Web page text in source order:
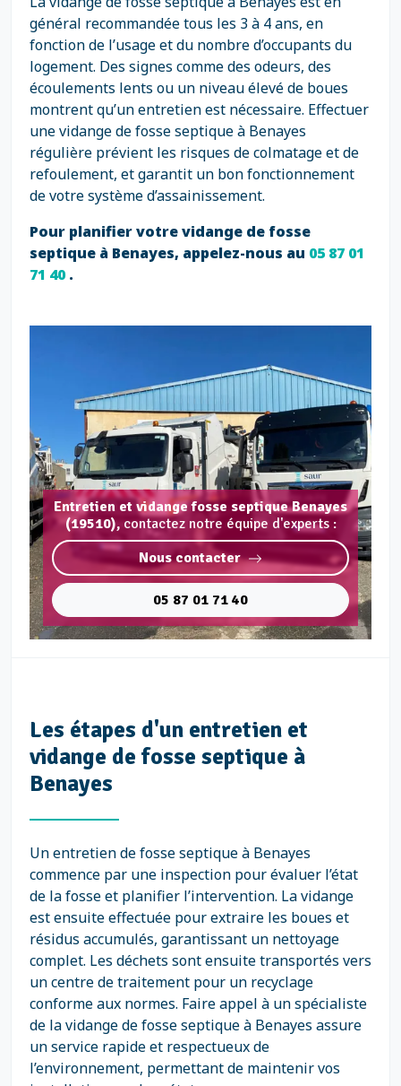
général recommandée tous les 3 à 4 ans, en
fonction de l’usage et du nombre d’occupants du
logement. Des signes comme des odeurs, des
écoulements lents ou un niveau élevé de boues
montrent qu’un entretien est nécessaire. Effectuer
une vidange de fosse septique à Benayes
régulière prévient les risques de colmatage et de
refoulement, et garantit un bon fonctionnement
de votre système d’assainissement.
Pour planifier votre vidange de fosse
septique à Benayes, appelez-nous au 05 87 01
71 40.
Entretien et vidange fosse septique Benayes
(19510), contactez notre équipe d'experts :
Nous contacter
05 87 01 71 40
Les étapes d'un entretien et
vidange de fosse septique à
Benayes
Un entretien de fosse septique à Benayes
commence par une inspection pour évaluer l’état
de la fosse et planifier l’intervention. La vidange
est ensuite effectuée pour extraire les boues et
résidus accumulés, garantissant un nettoyage
complet. Les déchets sont ensuite transportés vers
un centre de traitement pour un recyclage
conforme aux normes. Faire appel à un spécialiste
de la vidange de fosse septique à Benayes assure
un service rapide et respectueux de
l’environnement, permettant de maintenir vos